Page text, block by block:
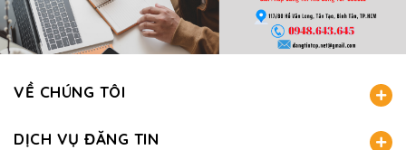
VỀ CHÚNG TÔI
DỊCH VỤ ĐĂNG TIN